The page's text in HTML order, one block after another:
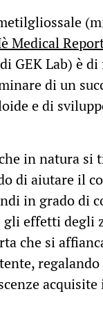
Medical
di GEK Lab) è
di un
e di
in natura si
di aiutare il
in grado di
effetti degli
che si